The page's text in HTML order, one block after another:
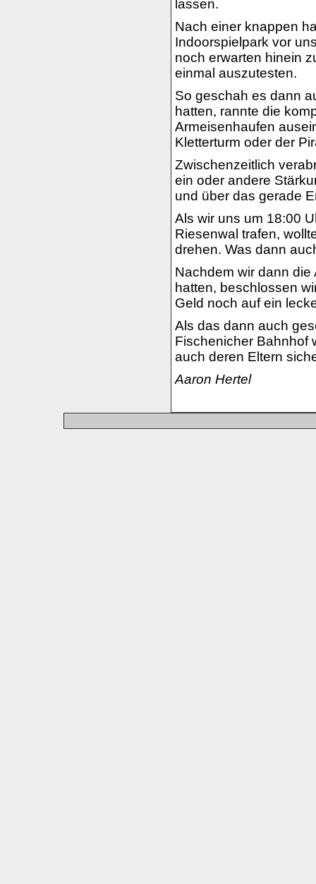
lassen.
Nach einer knappen
Indoorspielpark vor
noch erwarten hinein
einmal auszutesten.
So geschah es dann
hatten, rannte die
Armeisenhaufen
Kletterturm oder der
Zwischenzeitlich
ein oder andere
und über das gerade
Als wir uns um 18:00
Riesenwal trafen,
drehen. Was dann
Nachdem wir dann
hatten, beschlossen
Geld noch auf ein
Als das dann auch
Fischenicher Bahnhof
auch deren Eltern
Aaron Hertel